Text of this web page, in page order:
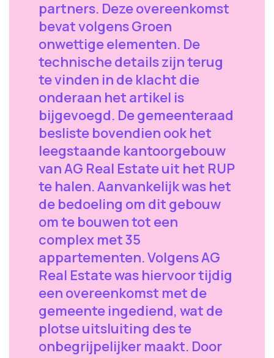
partners. Deze overeenkomst
bevat volgens Groen
onwettige elementen. De
technische details zijn terug
te vinden in de klacht die
onderaan het artikel is
bijgevoegd. De gemeenteraad
besliste bovendien ook het
leegstaande kantoorgebouw
van AG Real Estate uit het RUP
te halen. Aanvankelijk was het
de bedoeling om dit gebouw
om te bouwen tot een
complex met 35
appartementen. Volgens AG
Real Estate was hiervoor tijdig
een overeenkomst met de
gemeente ingediend, wat de
plotse uitsluiting des te
onbegrijpelijker maakt. Door